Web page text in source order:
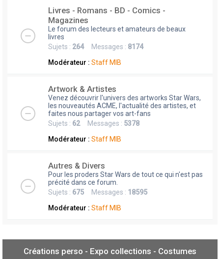
Livres - Romans - BD - Comics -
Magazines
Le forum des lecteurs et amateurs de beaux
livres
Sujets : 264Messages : 8174
Modérateur : Staff MIB
Artwork & Artistes
Venez découvrir l'univers des artworks Star Wars,
les nouveautés ACME, l'actualité des artistes, et
faites nous partager vos art-fans
Sujets : 62Messages : 5378
Modérateur : Staff MIB
Autres & Divers
Pour les proders Star Wars de tout ce qui n'est pas
précité dans ce forum.
Sujets : 675 Messages : 18595
Modérateur : Staff MIB
Créations perso - Expo collections - Costumes